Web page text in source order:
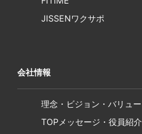
JISSENワクサポ
会社情報
理念・ビジョン・バリュー
TOPメッセージ・役員紹介